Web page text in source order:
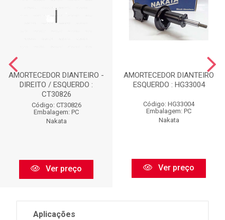
AMORTECEDOR DIANTEIRO -
DIREITO / ESQUERDO :
CT30826
Código: CT30826
Embalagem: PC
Nakata
Ver preço
AMORTECEDOR DIANTEIRO
ESQUERDO : HG33004
Código: HG33004
Embalagem: PC
Nakata
Ver preço
Aplicações